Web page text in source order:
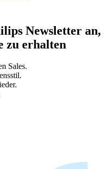
Newsletter an,
zu erhalten
Sales.